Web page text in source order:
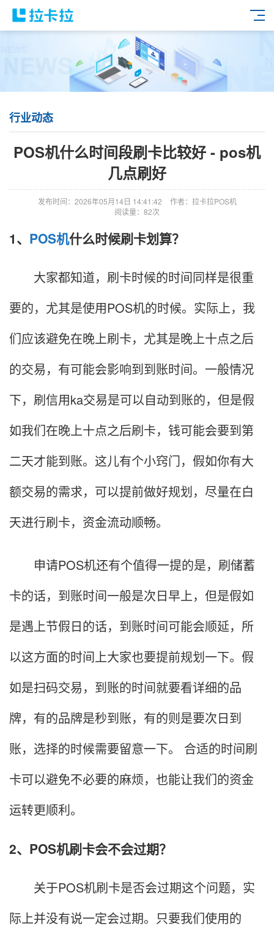
行业动态
POS机什么时间段刷卡比较好 - pos机
几点刷好
发布时间：2026年05月14日 14:41:42
作者：拉卡拉POS机
阅读量：82次
1、 POS机什么时候刷卡划算？
大家都知道，刷卡时候的时间同样是很重
要的，尤其是使用POS机的时候。实际上，我
们应该避免在晚上刷卡，尤其是晚上十点之后
的交易，有可能会影响到到账时间。一般情况
下，刷信用ka交易是可以自动到账的，但是假
如我们在晚上十点之后刷卡，钱可能会要到第
二天才能到账。这儿有个小窍门，假如你有大
额交易的需求，可以提前做好规划，尽量在白
天进行刷卡，资金流动顺畅。
申请POS机还有个值得一提的是，刷储蓄
卡的话，到账时间一般是次日早上，但是假如
是遇上节假日的话，到账时间可能会顺延，所
以这方面的时间上大家也要提前规划一下。假
如是扫码交易，到账的时间就要看详细的品
牌，有的品牌是秒到账，有的则是要次日到
账，选择的时候需要留意一下。 合适的时间刷
卡可以避免不必要的麻烦，也能让我们的资金
运转更顺利。
2、POS机刷卡会不会过期？
关于POS机刷卡是否会过期这个问题，实
际上并没有说一定会过期。只要我们使用的